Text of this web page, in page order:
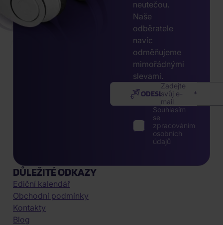
neutečou.
Naše
odběratele
navíc
odměňujeme
mimořádnými
slevami.
Zadejte
svůj e-
mail
ODESLAT
Souhlasím
se
zpracováním
osobních
údajů
DŮLEŽITÉ ODKAZY
Ediční kalendář
Obchodní podmínky
Kontakty
Blog